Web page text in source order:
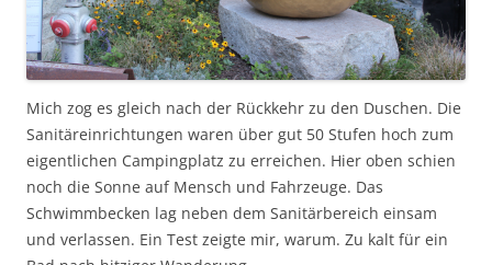
Mich zog es gleich nach der Rückkehr zu den Duschen. Die
Sanitäreinrichtungen waren über gut 50 Stufen hoch zum
eigentlichen Campingplatz zu erreichen. Hier oben schien
noch die Sonne auf Mensch und Fahrzeuge. Das
Schwimmbecken lag neben dem Sanitärbereich einsam
und verlassen. Ein Test zeigte mir, warum. Zu kalt für ein